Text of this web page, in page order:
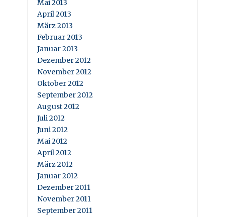
Mai 2013
April 2013
März 2013
Februar 2013
Januar 2013
Dezember 2012
November 2012
Oktober 2012
September 2012
August 2012
Juli 2012
Juni 2012
Mai 2012
April 2012
März 2012
Januar 2012
Dezember 2011
November 2011
September 2011